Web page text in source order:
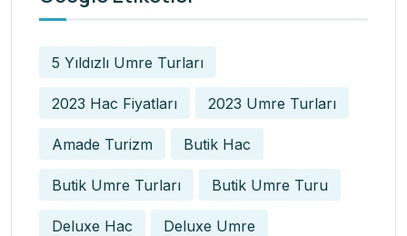
5 Yıldızlı Umre Turları
2023 Hac Fiyatları 2023 Umre Turları
Amade Turizm Butik Hac
Butik Umre Turları Butik Umre Turu
Deluxe Hac Deluxe Umre